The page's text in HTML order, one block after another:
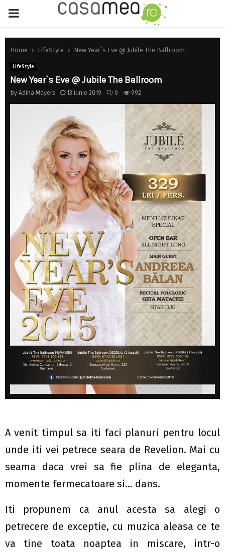
PRIMARY
MENU
Home LifeStyle New Year`s Eve @ Jubile The Ballroom
LifeStyle
New Year`s Eve @ Jubile The Ballroom
by Adina Meyers 13 iunie 2019 0 992
A venit timpul sa iti faci planuri pentru locul
unde iti vei petrece seara de Revelion. Mai cu
seama daca vrei sa fie plina de eleganta,
momente fermecatoare si… dans.
Iti propunem ca anul acesta sa alegi o
petrecere de exceptie, cu muzica aleasa ce te
va tine toata noaptea in miscare, intr-o